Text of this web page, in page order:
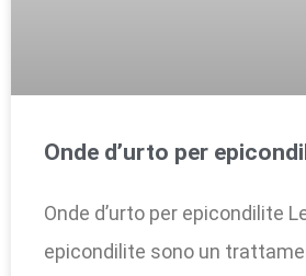
Onde d’urto per
Onde d’urto per epicondilite
epicondilite sono un